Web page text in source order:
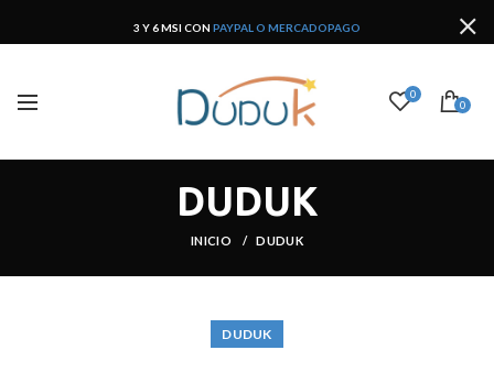
3 Y 6 MSI CON PAYPAL O MERCADOPAGO
0
0
DUDUK
INICIO DUDUK
DUDUK